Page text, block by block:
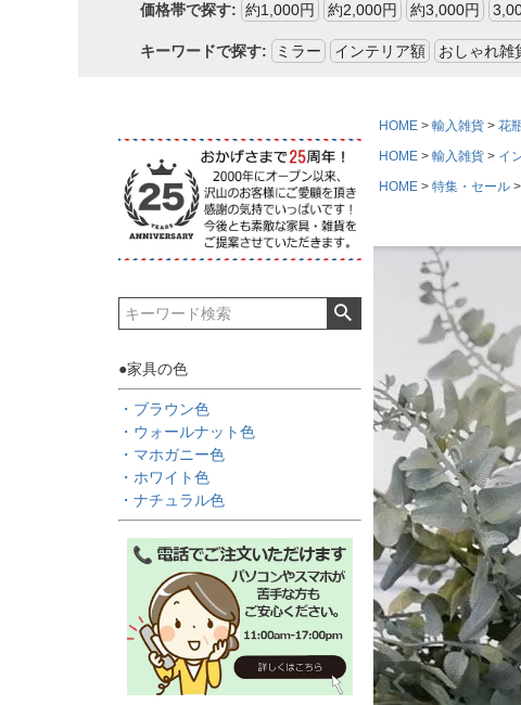
価格帯で探す: 約1,000円 約2,000円 約3,000円
キーワードで探す: ミラー インテリア額 おしゃれ雑
●家具の色
・ブラウン色
・ウォールナット色
・マホガニー色
・ホワイト色
・ナチュラル色
HOME 輸入雑貨
花
HOME
輸入雑貨 イ
HOME
特集・セール